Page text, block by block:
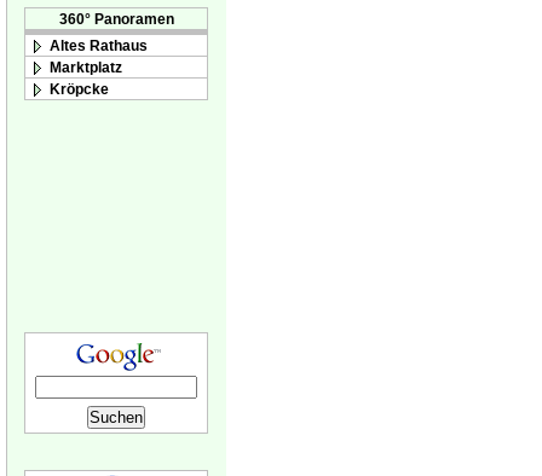
360° Panoramen
Altes Rathaus
Marktplatz
Kröpcke